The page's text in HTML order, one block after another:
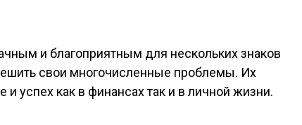
и благоприятным для нескольких знаков
свои многочисленные проблемы. Их
и успех как в финансах так и в личной жизни.